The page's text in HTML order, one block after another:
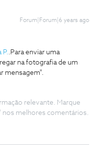
Forum|Forum|6 years ago
P..Para enviar uma
na fotografia de um
mensagem".
relevante. Marque
nos melhores comentários.